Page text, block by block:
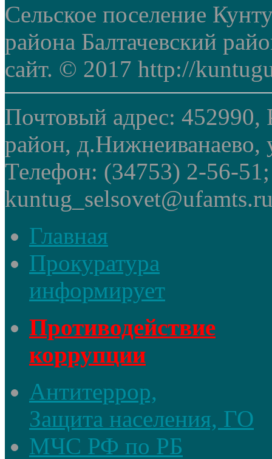
Сельское поселение
района Балтачевский
сайт. © 2017 http://
Почтовый адрес: 452990,
район, д.Нижнеиванаево,
Телефон: (34753) 2-56-
Главная
Прокуратура
информирует
Противодействие
коррупции
Антитеррор,
Защита населения, ГО
МЧС РФ по РБ